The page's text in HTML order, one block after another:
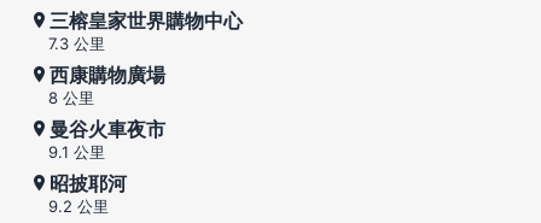
三榕皇家世界購物中心
7.3 公里
西康購物廣場
8 公里
曼谷火車夜市
9.1 公里
昭披耶河
9.2 公里